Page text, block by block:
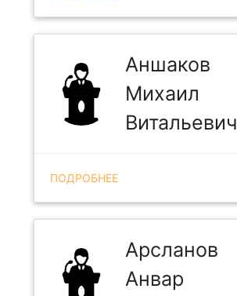
Аншаков
Михаил
Витальевич
ПОДРОБНЕЕ
Арсланов
Анвар